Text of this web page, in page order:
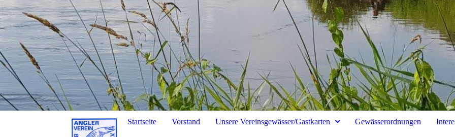
Startseite Vorstand Unsere Vereinsgewässer/Gastkarten Gewässerordnungen